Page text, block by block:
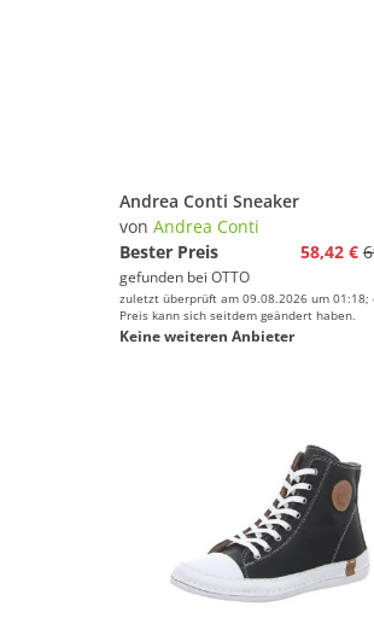
Andrea Conti Sneaker
von Andrea Conti
Bester Preis
58,42 €
gefunden bei OTTO
zuletzt überprüft am 09.08.2026 um 01:18;
Preis kann sich seitdem geändert haben.
Keine weiteren Anbieter